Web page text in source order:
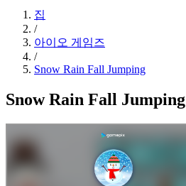
집
/
아이오 게임즈
/
Snow Rain Fall Jumping
Snow Rain Fall Jumping